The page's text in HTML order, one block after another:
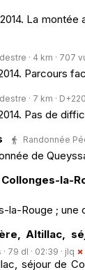
La montée
· 4 km · 707
Parcours
· 7 km ·
Pas de
Randonnée
de
la-
Rouge ; une
Altillac,
79 dl · 02:39 · jlq
séjour de